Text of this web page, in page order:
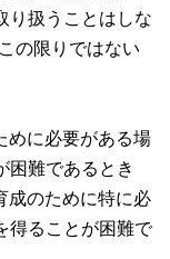
り扱うことはしな
の限りではない
に必要がある場
困難であるとき
のために特に必
得ることが困難で